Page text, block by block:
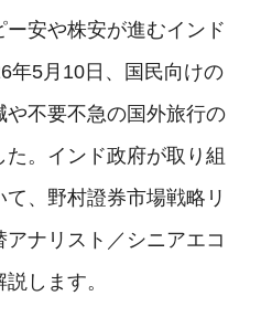
安や株安が進むインド
年5月10日、国民向けの
不要不急の国外旅行の
。インド政府が取り組
、野村證券市場戦略リ
ナリスト／シニアエコ
します。